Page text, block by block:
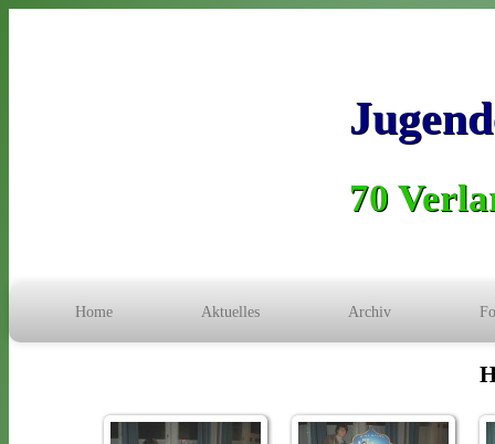
70
Home Aktuelles Archiv